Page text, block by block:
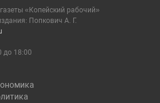
«Копейский рабочий»
Попкович А. Г.
до 18:00